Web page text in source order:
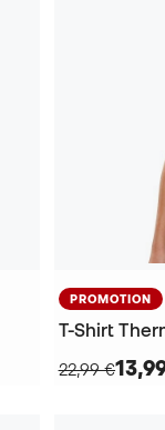
PROMOTION
T-Shirt
22,99 €